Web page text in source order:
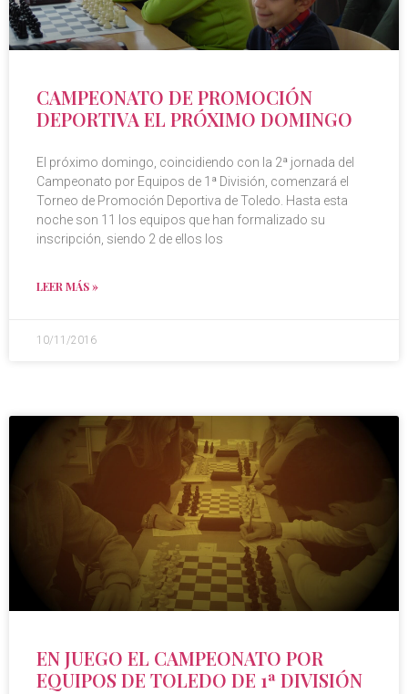
CAMPEONATO DE PROMOCIÓN
DEPORTIVA EL PRÓXIMO DOMINGO
El próximo domingo, coincidiendo con la 2ª jornada del
Campeonato por Equipos de 1ª División, comenzará el
Torneo de Promoción Deportiva de Toledo. Hasta esta
noche son 11 los equipos que han formalizado su
inscripción, siendo 2 de ellos los
LEER MÁS »
10/11/2016
EN JUEGO EL CAMPEONATO POR
EQUIPOS DE TOLEDO DE 1ª DIVISIÓN